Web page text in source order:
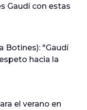
Gaudí con estas
Botines): "Gaudí
hacia la
el verano en